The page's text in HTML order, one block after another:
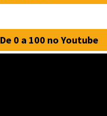
De 0 a 100 no Youtube